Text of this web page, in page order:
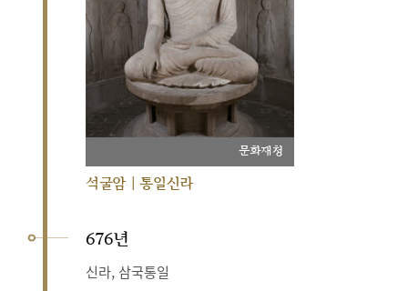
문화재청
석굴암 | 통일신라
676년
신라, 삼국통일